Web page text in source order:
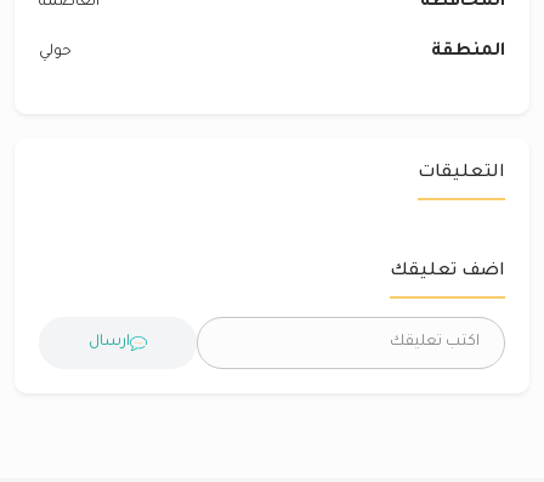
المنطقة حولي
التعليقات
اضف تعليقك
ارسال